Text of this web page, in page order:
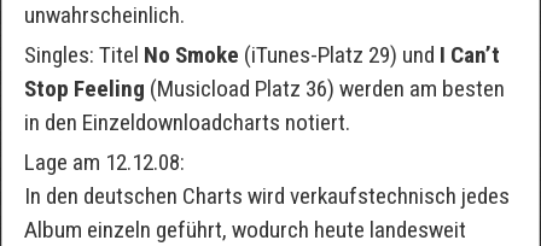
unwahrscheinlich.
Singles: Titel No Smoke (iTunes-Platz 29) und I Can’t
Stop Feeling (Musicload Platz 36) werden am besten
in den Einzeldownloadcharts notiert.
Lage am 12.12.08:
In den deutschen Charts wird verkaufstechnisch jedes
Album einzeln geführt, wodurch heute landesweit